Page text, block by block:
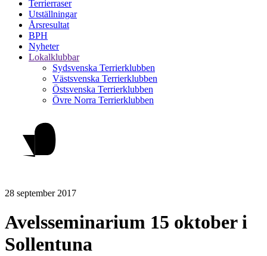
Terrierraser
Utställningar
Årsresultat
BPH
Nyheter
Lokalklubbar
Sydsvenska Terrierklubben
Västsvenska Terrierklubben
Östsvenska Terrierklubben
Övre Norra Terrierklubben
28 september 2017
Avelsseminarium 15 oktober i
Sollentuna